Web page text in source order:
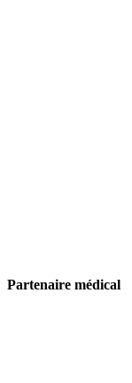
Partenaire médical